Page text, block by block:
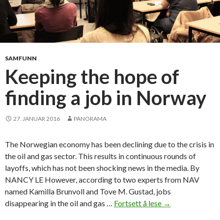
f
s
u
c
e
f
y
a
t
c
SAMFUNN
Keeping the hope of
finding a job in Norway
27. JANUAR 2016 PANORAMA
The Norwegian economy has been declining due to the crisis in
the oil and gas sector. This results in continuous rounds of
layoffs, which has not been shocking news in the media. By
NANCY LE However, according to two experts from NAV
named Kamilla Brunvoll and Tove M. Gustad, jobs
disappearing in the oil and gas … Fortsett å lese K
→